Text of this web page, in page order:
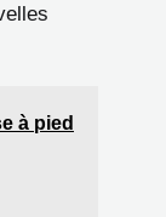
à pied